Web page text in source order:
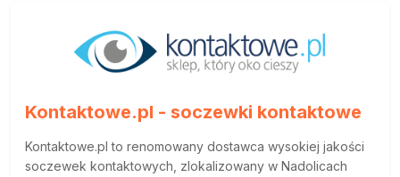
Kontaktowe.pl - soczewki kontaktowe
Kontaktowe.pl to renomowany dostawca wysokiej jakości
soczewek kontaktowych, zlokalizowany w Nadolicach